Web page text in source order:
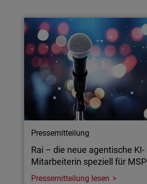
Pressemitteilung
Rai – die neue agentische KI-
Mitarbeiterin speziell für MSP
Pressemitteilung lesen